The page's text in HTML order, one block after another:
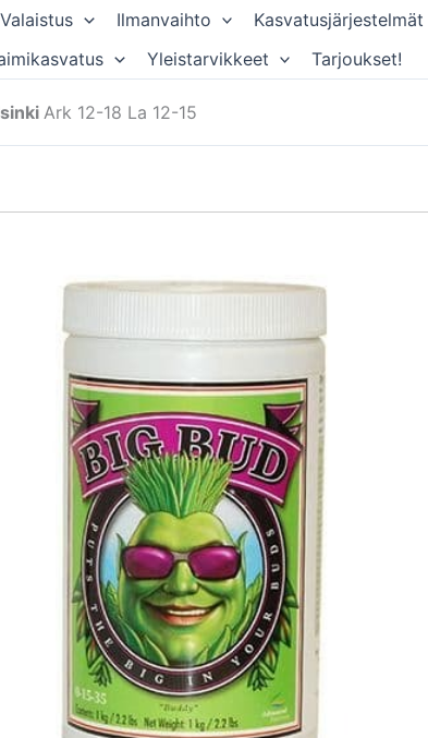
Valaistus Ilmanvaihto Kasvatusjärjestelmät
Yleistarvikkeet Tarjoukset!
Ark 12-18 La 12-15